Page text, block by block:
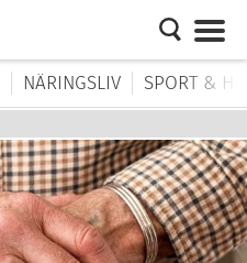
NÄRINGSLIV SPORT &